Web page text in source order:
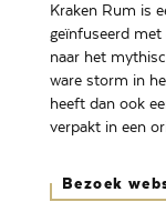
Kraken Rum is
geïnfuseerd met
naar het
ware storm in
heeft dan ook
verpakt in een
Bezoek